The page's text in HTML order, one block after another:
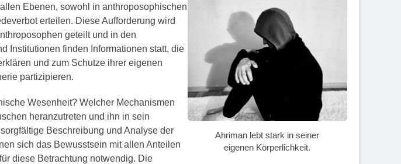
Ebenen, sowohl in anthroposophischen
erteilen. Diese Aufforderung wird
geteilt und in den
Institutionen finden Informationen statt, die
und zum Schutze ihrer eigenen
partizipieren.
Wesenheit? Welcher Mechanismen
heranzutreten und ihn in sein
Beschreibung und Analyse der
sich das Bewusstsein mit allen Anteilen
diese Betrachtung notwendig. Die
Ahriman lebt stark in seiner
eigenen Körperlichkeit.